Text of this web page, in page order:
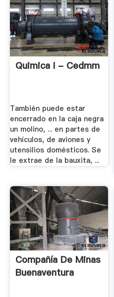
Quimica I - Cedmm
También puede estar
encerrado en la caja negra
un molino, ... en partes de
vehículos, de aviones y
utensilios domésticos. Se
le extrae de la bauxita, ...
Compañía De Minas
Buenaventura